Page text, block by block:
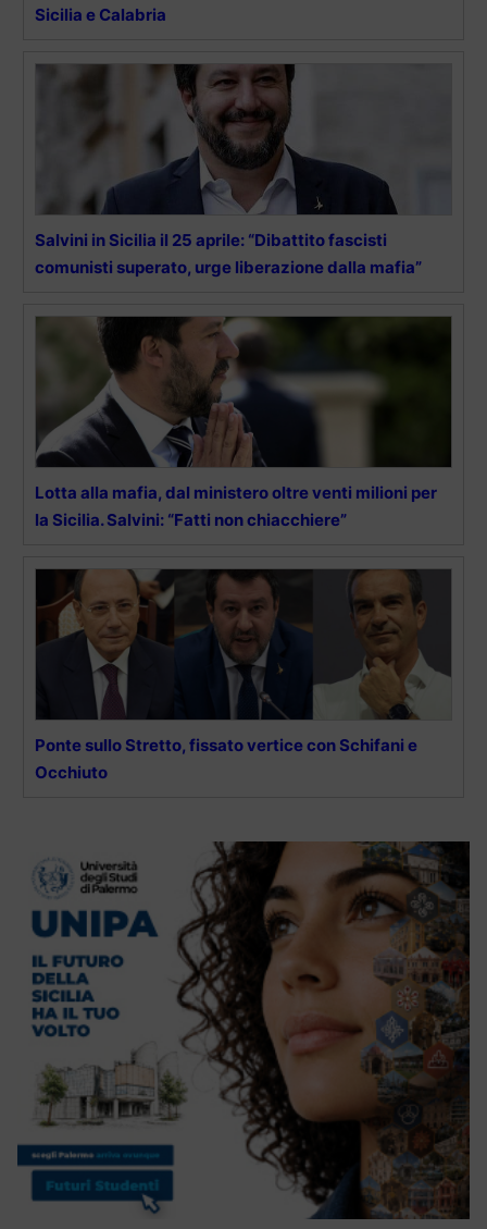
Sicilia e Calabria
Salvini in Sicilia il 25 aprile: “Dibattito fascisti
comunisti superato, urge liberazione dalla mafia”
Lotta alla mafia, dal ministero oltre venti milioni per
la Sicilia. Salvini: “Fatti non chiacchiere”
Ponte sullo Stretto, fissato vertice con Schifani e
Occhiuto